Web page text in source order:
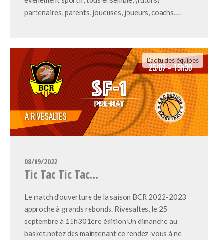
partenaires, parents, joueuses, joueurs, coachs,…
L'actu des équipes
08/09/2022
Tic Tac Tic Tac…
Le match d’ouverture de la saison BCR 2022-2023
approche à grands rebonds. Rivesaltes, le 25
septembre à 15h301ère édition Un dimanche au
basket,notez dès maintenant ce rendez-vous à ne